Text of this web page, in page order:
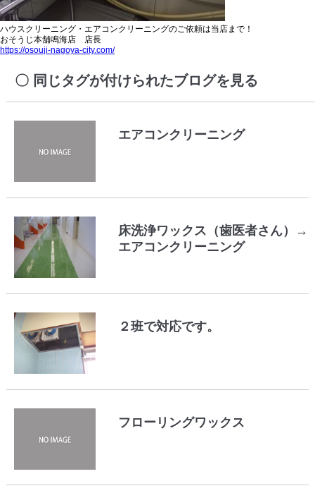
ハウスクリーニング・エアコンクリーニングのご依頼は当店まで！
おそうじ本舗鳴海店 店長
https://osouji-nagoya-city.com/
同じタグが付けられたブログを見る
エアコンクリーニング
床洗浄ワックス（歯医者さん）→
エアコンクリーニング
２班で対応です。
フローリングワックス